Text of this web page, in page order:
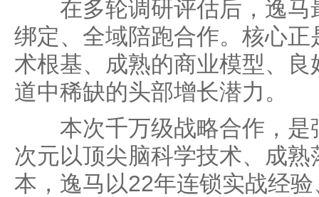
在多轮调研评估后，逸马
绑定、全域陪跑合作。核心
术根基、成熟的商业模型、
道中稀缺的头部增长潜力。
本次千万级战略合作，是
次元以顶尖脑科学技术、成
本，逸马以22年连锁实战经